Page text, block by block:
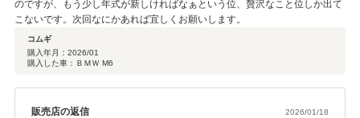
のですが、もう少し年式が新しければなぁという位、贅沢なこと位しか出て
こないです。次回なにかあれば宜しくお願いします。
コムギ
購入年月： 2026/01
購入した車：ＢＭＷ M6
販売店の返信 2026/01/18